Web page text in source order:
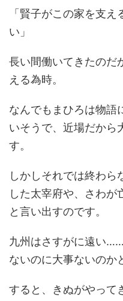
「賢子がこの家を支
い」
長い間働いてきたのだ
える為時。
なんでもまひろは物語
いそうで、近場だから
す。
しかしそれでは終わら
した太宰府や、さわが
と言い出すのです。
九州はさすがに遠い
ないのに大事ないのか
すると、きぬがやって